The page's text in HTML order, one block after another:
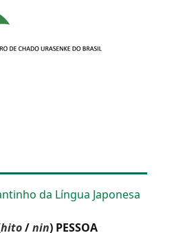
da Língua Japonesa
hito/nin) PESSOA